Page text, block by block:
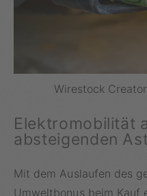
Wirestock
Elektromobilität
absteigenden Ast
Mit dem Auslaufen des
Umweltbonus beim Kauf